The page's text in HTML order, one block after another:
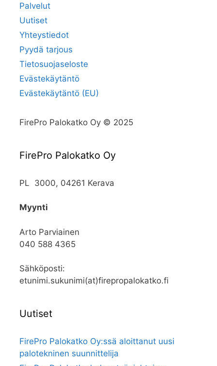
Palvelut
Uutiset
Yhteystiedot
Pyydä tarjous
Tietosuojaseloste
Evästekäytäntö
Evästekäytäntö (EU)
FirePro Palokatko Oy © 2025
FirePro Palokatko Oy
PL 3000, 04261 Kerava
Myynti
Arto Parviainen
040 588 4365
Sähköposti:
etunimi.sukunimi(at)firepropalokatko.fi
Uutiset
FirePro Palokatko Oy:ssä aloittanut uusi
palotekninen suunnittelija